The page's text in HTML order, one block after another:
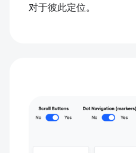
对于彼此定位。